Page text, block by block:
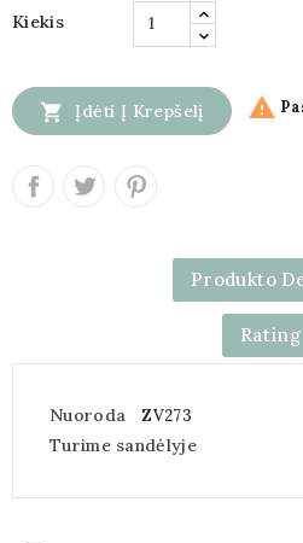
Kiekis
 Įdėti Į Krepšelį 
Produkto
Rating
Nuoroda ZV273
Turime sandėlyje